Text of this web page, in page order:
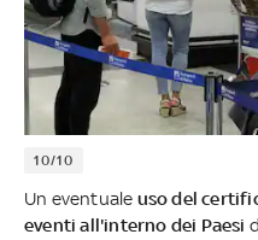
10/10
Un eventuale uso del
eventi all'interno dei Paesi